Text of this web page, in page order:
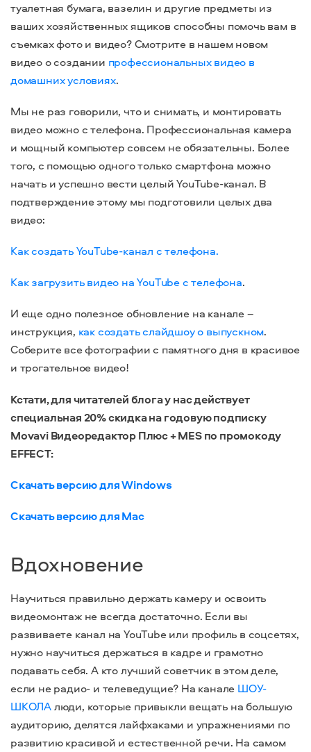
туалетная бумага, вазелин и другие предметы из
ваших хозяйственных ящиков способны помочь вам в
съемках фото и видео? Смотрите в нашем новом
видео о создании профессиональных видео в
домашних условиях.
Мы не раз говорили, что и снимать, и монтировать
видео можно с телефона. Профессиональная камера
и мощный компьютер совсем не обязательны. Более
того, с помощью одного только смартфона можно
начать и успешно вести целый YouTube-канал. В
подтверждение этому мы подготовили целых два
видео:
Как создать YouTube-канал с телефона.
Как загрузить видео на YouTube с телефона.
И еще одно полезное обновление на канале –
инструкция, как создать слайдшоу о выпускном.
Соберите все фотографии с памятного дня в красивое
и трогательное видео!
Кстати, для читателей блога у нас действует
специальная20% скидка на годовую подписку
Movavi Видеоредактор Плюс + MES по промокоду
EFFECT:
Скачать версию для Windows
Скачать версию для Mac
Вдохновение
Научиться правильно держать камеру и освоить
видеомонтаж не всегда достаточно. Если вы
развиваете канал на YouTube или профиль в соцсетях,
нужно научиться держаться в кадре и грамотно
подавать себя. А кто лучший советчик в этом деле,
если не радио- и телеведущие? На канале ШОУ-
ШКОЛАлюди, которые привыкли вещать на большую
аудиторию, делятся лайфхаками и упражнениями по
развитию красивой и естественной речи. На самом